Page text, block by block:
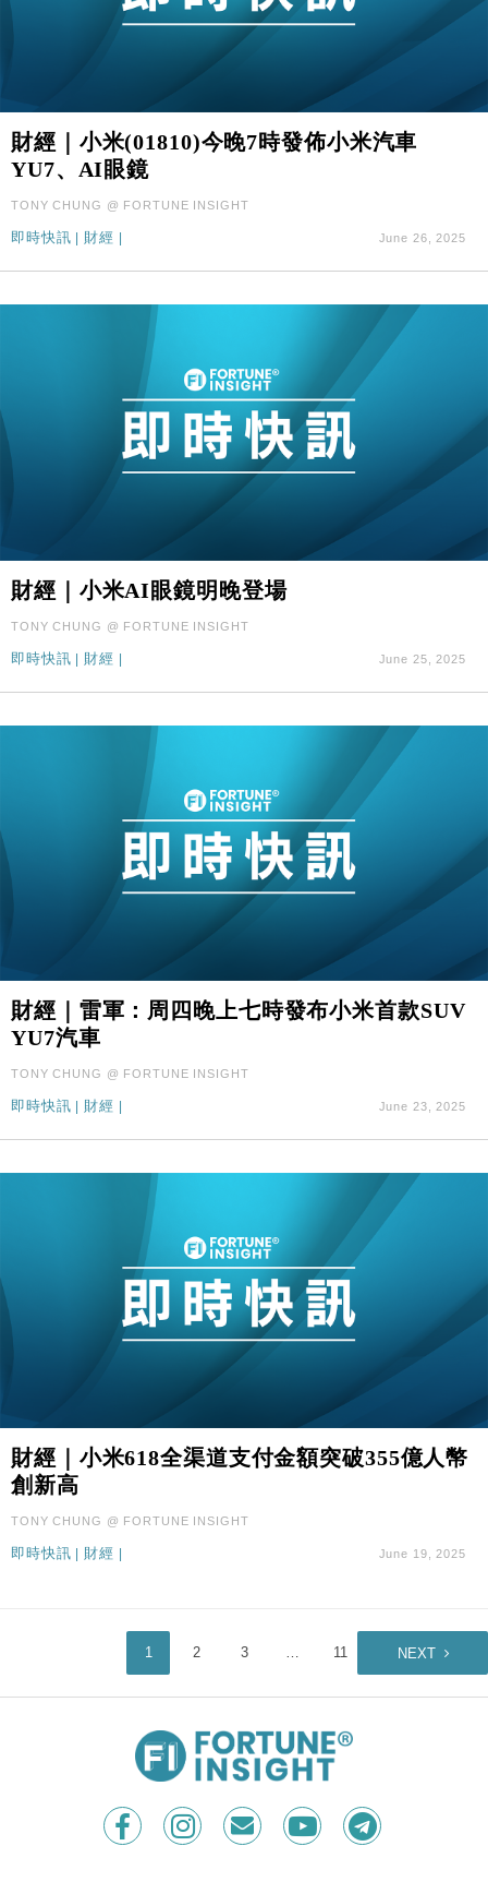
財經｜小米(01810)今晚7時發佈小米汽車
YU7、AI眼鏡
TONY CHUNG @ FORTUNE INSIGHT
即時快訊 財經 June 26, 2025
財經｜小米AI眼鏡明晚登場
TONY CHUNG @ FORTUNE INSIGHT
即時快訊 | 財經 | June 25, 2025
財經｜雷軍：周四晚上七時發布小米首款SUV
YU7汽車
TONY CHUNG @ FORTUNE INSIGHT
即時快訊 | 財經 | June 23, 2025
財經｜小米618全渠道支付金額突破355億人幣
創新高
TONY CHUNG @ FORTUNE INSIGHT
即時快訊 財經 June 19, 2025
1 2 3 … 11 NEXT